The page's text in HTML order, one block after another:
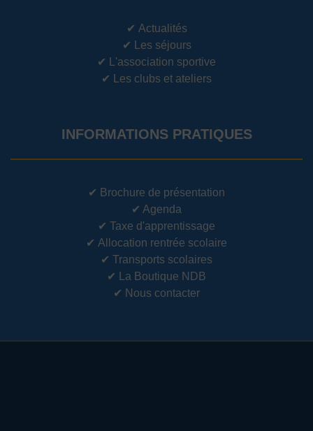
✔ Actualités
✔
Les séjours
✔
L'association sportive
✔
Les clubs et ateliers
INFORMATIONS PRATIQUES
✔ Brochure de présentation
✔ Agenda
✔ Taxe d'apprentissage
✔ Allocation rentrée scolaire
✔ Transports scolaires
✔
La Boutique NDB
✔ Nous contacter